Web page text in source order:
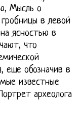
Мысль о
в левой
ясностью в
что
еще обозначив в
известные
археолога